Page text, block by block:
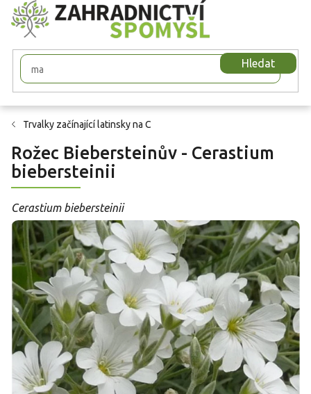
Přejít
na
obsah
Hledat
Trvalky začínající latinsky na C
Rožec Biebersteinův - Cerastium
biebersteinii
Cerastium biebersteinii